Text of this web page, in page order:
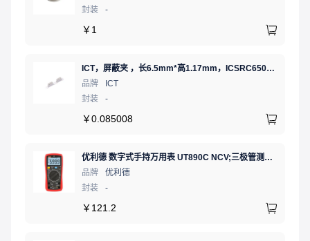
封装
-
￥ 1
ICT，屏蔽夹 ，长6.5mm*高1.17mm，ICSRC6508-015SFR
品牌
ICT
封装
-
￥0.085008
优利德 数字式手持万用表 UT890C NCV;三极管测试;二极管测试;火线辨别;真有效值;通断测试
品牌
优利德
封装
-
￥ 121.2